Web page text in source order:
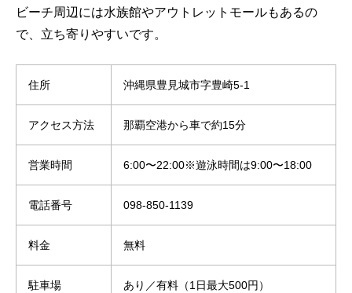
ビーチ周辺には水族館やアウトレットモールもあるの
で、立ち寄りやすいです。
住所 沖縄県豊見城市字豊崎5-1
アクセス方法 那覇空港から車で約15分
営業時間 6:00〜22:00※遊泳時間は9:00〜18:00
電話番号 098-850-1139
料金 無料
駐車場 あり／有料（1日最大500円）